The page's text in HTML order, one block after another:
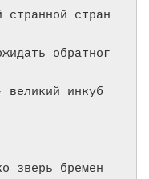
странной стран
обратног
великий инкуб
зверь бремен